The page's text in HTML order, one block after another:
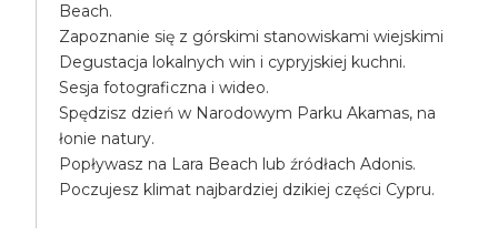
Beach.
Zapoznanie się z górskimi stanowiskami wiejskimi
Degustacja lokalnych win i cypryjskiej kuchni.
Sesja fotograficzna i wideo.
Spędzisz dzień w Narodowym Parku Akamas, na
łonie natury.
Popływasz na Lara Beach lub źródłach Adonis.
Poczujesz klimat najbardziej dzikiej części Cypru.